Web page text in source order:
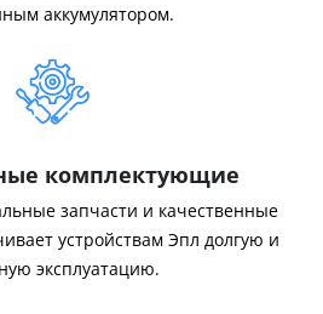
аккумулятором.
комплектующие
запчасти и качественные
устройствам Эпл долгую и
эксплуатацию.